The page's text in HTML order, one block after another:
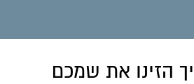
הזינו את שמכם